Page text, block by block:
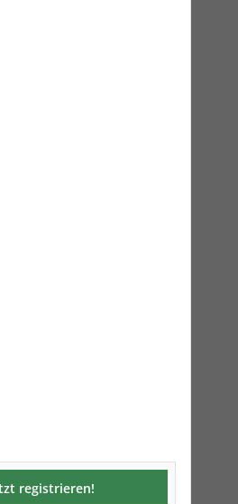
registrieren!